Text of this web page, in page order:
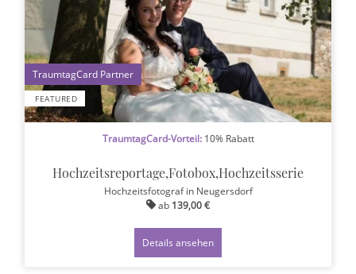
FEATURED
1
TraumtagCard-Vorteil:10% Rabatt
Hochzeitsreportage,Fotobox,Hochzeitsserie
Hochzeitsfotografin Neugersdorf
ab 139,00 €
Details ansehen